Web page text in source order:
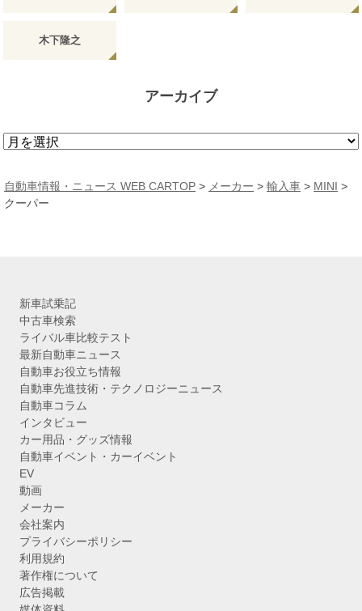
木下隆之
アーカイブ
ア
カ
イ
自動車情報・ニュース WEB CARTOP > メーカー > 輸入車 > MINI >
クーパー
新車試乗記
中古車検索
ライバル車比較テスト
最新自動車ニュース
自動車お役立ち情報
自動車先進技術・テクノロジーニュース
自動車コラム
インタビュー
カー用品・グッズ情報
自動車イベント・カーイベント
EV
動画
メーカー
会社案内
プライバシーポリシー
利用規約
著作権について
広告掲載